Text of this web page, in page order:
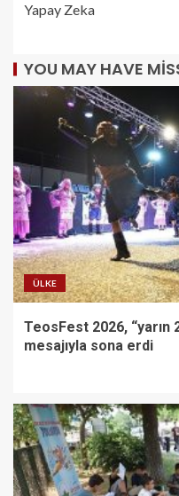
Yapay Zeka
YOU MAY HAVE
ÜLKE
TeosFest 2026, “yarın
mesajıyla sona erdi